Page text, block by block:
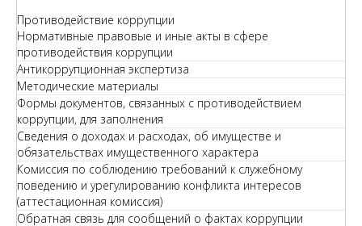
Противодействие коррупции
Нормативные правовые и иные акты в сфере
противодействия коррупции
Антикоррупционная экспертиза
Методические материалы
Формы документов, связанных с противодействием
коррупции, для заполнения
Сведения о доходах и расходах, об имуществе и
обязательствах имущественного характера
Комиссия по соблюдению требований к служебному
поведению и урегулированию конфликта интересов
(аттестационная комиссия)
Обратная связь для сообщений о фактах коррупции